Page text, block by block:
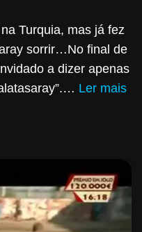
Turquia, mas já fez
sorrir…No final de
a dizer apenas
Ler mais